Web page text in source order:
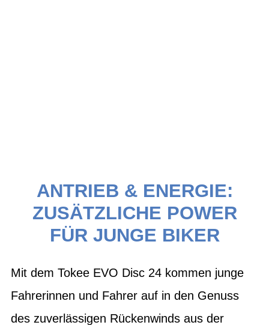
ANTRIEB & ENERGIE:
ZUSÄTZLICHE POWER
FÜR JUNGE BIKER
Mit dem Tokee EVO Disc 24 kommen junge
Fahrerinnen und Fahrer auf in den Genuss
des zuverlässigen Rückenwinds aus der